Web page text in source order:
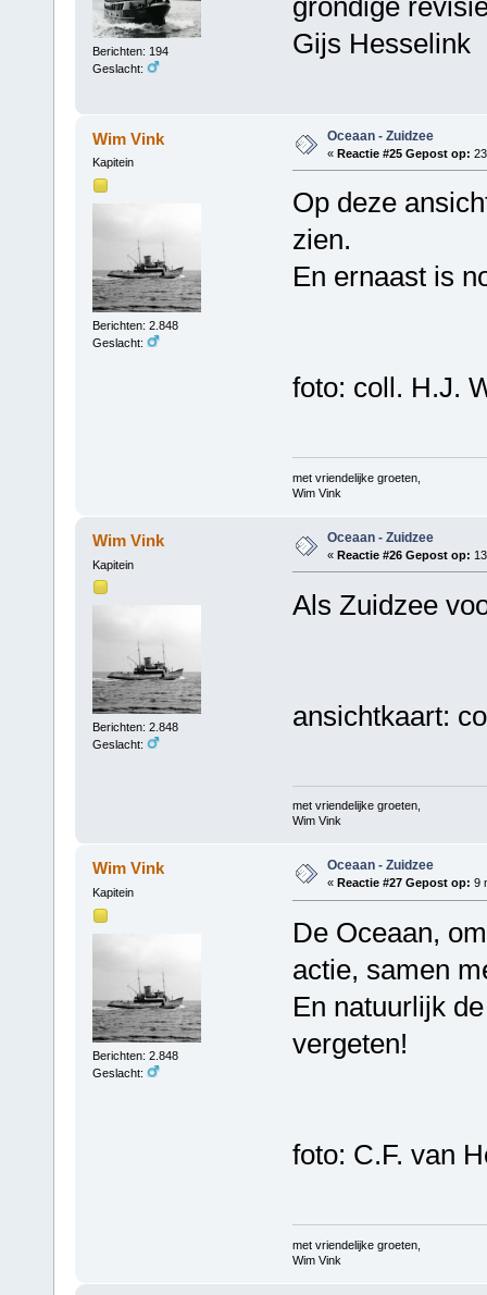
Berichten: 194
Geslacht:
grondige
Gijs Hesselink
Wim Vink
Kapitein
Berichten: 2.848
Geslacht:
Oceaan - Zuidzee
« Reactie #25 Gepost op:
Op deze
zien.
En ernaast is
foto: coll. H.J.
met vriendelijke groeten,
Wim Vink
Wim Vink
Kapitein
Berichten: 2.848
Geslacht:
Oceaan - Zuidzee
« Reactie #26 Gepost op:
Als Zuidzee
ansichtkaart:
met vriendelijke groeten,
Wim Vink
Wim Vink
Kapitein
Berichten: 2.848
Geslacht:
Oceaan - Zuidzee
« Reactie #27 Gepost op: 9
De Oceaan,
actie, samen
En natuurlijk
vergeten!
foto: C.F. van
met vriendelijke groeten,
Wim Vink